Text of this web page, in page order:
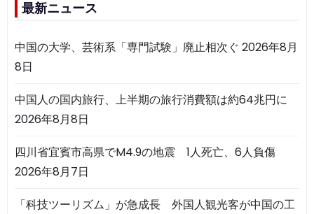
最新ニュース
中国の大学、芸術系「専門試験」廃止相次ぐ 2026年8月
8日
中国人の国内旅行、上半期の旅行消費額は約64兆円に
2026年8月8日
四川省宜賓市高県でM4.9の地震 1人死亡、6人負傷
2026年8月7日
「科技ツーリズム」が急成長 外国人観光客が中国の工